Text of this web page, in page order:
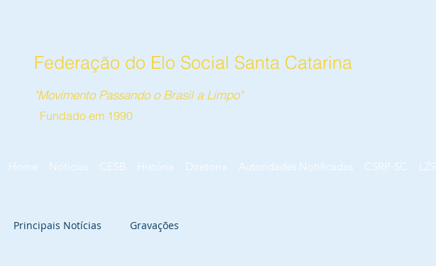
Federação do Elo Social Santa Catarina
"Movimento Passando o Brasil a Limpo"
Fundado em 1990
Home Notícias CESB História Diretoria Autoridades Notificadas CSRP-SC
Principais Notícias Gravações